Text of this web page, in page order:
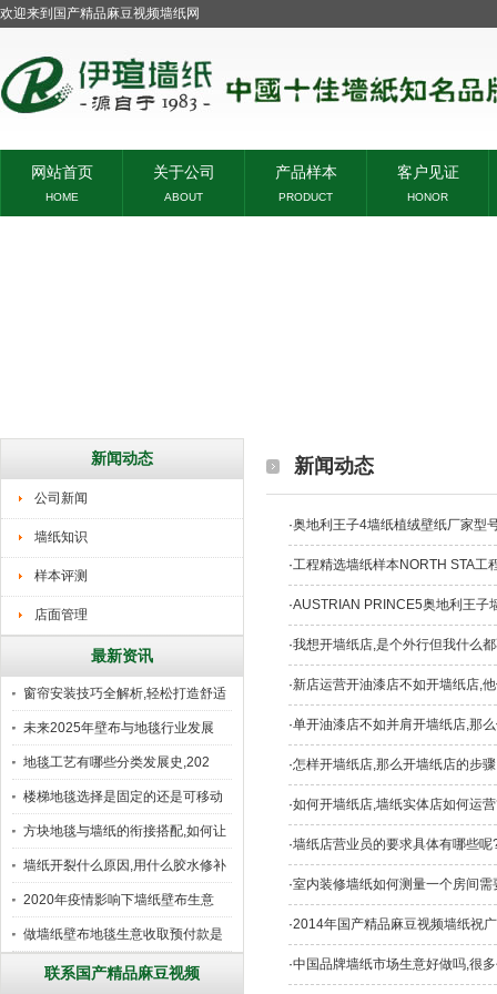
欢迎来到国产精品麻豆视频墙纸网
网站首页
HOME
关于公司
ABOUT
产品样本
PRODUCT
客户见证
HONOR
新闻动态
公司新闻
墙纸知识
样本评测
店面管理
最新资讯
窗帘安装技巧全解析,轻松打造舒适
未来2025年壁布与地毯行业发展
地毯工艺有哪些分类发展史,202
楼梯地毯选择是固定的还是可移动
好
方块地毯与墙纸的衔接搭配,如何让
墙纸开裂什么原因,用什么胶水修补
2020年疫情影响下墙纸壁布生意
做墙纸壁布地毯生意收取预付款是
联系国产精品麻豆视频
新闻动态
·奥地利王子4墙纸植绒壁纸厂家型
·工程精选墙纸样本NORTH STA工
·AUSTRIAN PRINCE5奥地利王子
·我想开墙纸店,是个外行但我什么
·新店运营开油漆店不如开墙纸店,
·单开油漆店不如并肩开墙纸店,那
·怎样开墙纸店,那么开墙纸店的步
·如何开墙纸店,墙纸实体店如何运
·墙纸店营业员的要求具体有哪些呢
·室内装修墙纸如何测量一个房间需
·2014年国产精品麻豆视频墙纸祝
·中国品牌墙纸市场生意好做吗,很